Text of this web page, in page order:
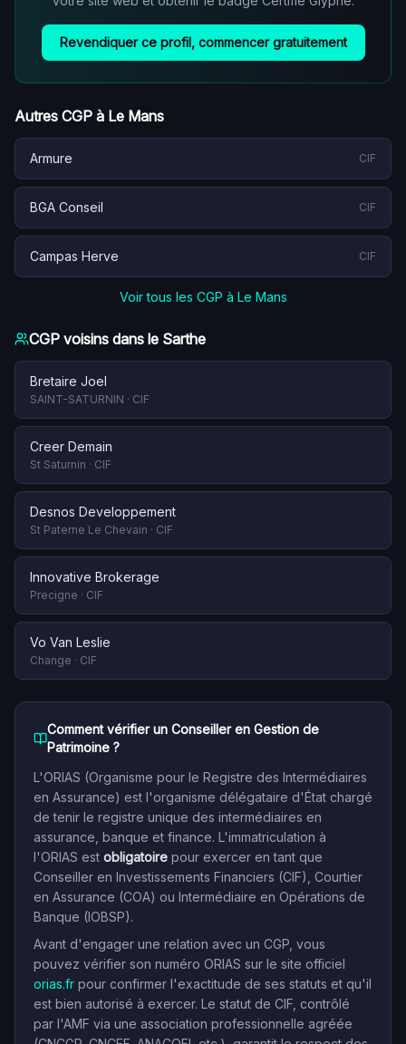
Revendiquer ce profil, commencer gratuitement
Autres CGP à Le Mans
Armure CIF
BGA Conseil CIF
Campas Herve CIF
Voir tous les CGP à Le Mans
CGP voisins dans le Sarthe
Bretaire Joel
SAINT-SATURNIN · CIF
Creer Demain
St Saturnin · CIF
Desnos Developpement
St Paterne Le Chevain · CIF
Innovative Brokerage
Precigne · CIF
Vo Van Leslie
Change · CIF
Comment vérifier un Conseiller en Gestion de
Patrimoine ?
L'ORIAS (Organisme pour le Registre des Intermédiaires
en Assurance) est l'organisme délégataire d'État chargé
de tenir le registre unique des intermédiaires en
assurance, banque et finance. L'immatriculation à
l'ORIAS est obligatoire pour exercer en tant que
Conseiller en Investissements Financiers (CIF), Courtier
en Assurance (COA) ou Intermédiaire en Opérations de
Banque (IOBSP).
Avant d'engager une relation avec un CGP, vous
pouvez vérifier son numéro ORIAS sur le site officiel
orias.fr pour confirmer l'exactitude de ses statuts et qu'il
est bien autorisé à exercer. Le statut de CIF, contrôlé
par l'AMF via une association professionnelle agréée